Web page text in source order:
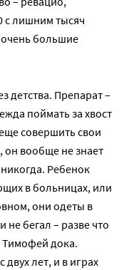
с лишним тысяч
большие
детства. Препарат –
поймать за хвост
совершить свои
он вообще не знает
Ребенок
в больницах, или
они одеты в
бегал – разве что
Тимофей дока.
двух лет, и в играх